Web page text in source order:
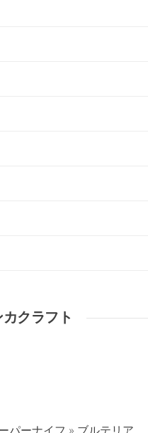
クラフト